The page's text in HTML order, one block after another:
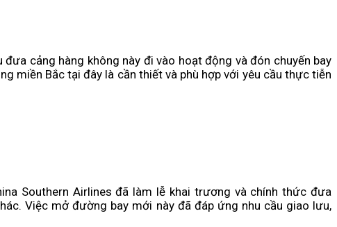
cảng hàng không này đi vào hoạt động và đón chuyến bay
miền Bắc tại đây là cần thiết và phù hợp với yêu cầu thực tiễn
Southern Airlines đã làm lễ khai trương và chính thức đưa
Việc mở đường bay mới này đã đáp ứng nhu cầu giao lưu,